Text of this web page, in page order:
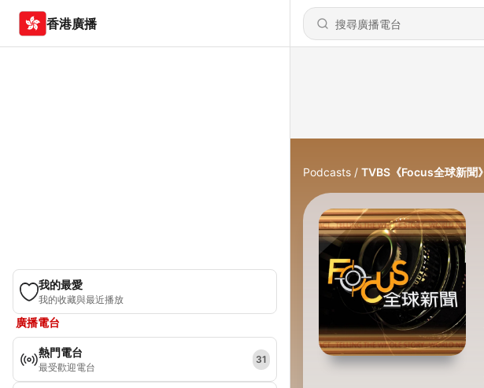
香港廣播
我的最愛
我的收藏與最近播放
廣播電台
熱門電台
最受歡迎電台
31
Podcasts TVBS《Focus全球新聞》